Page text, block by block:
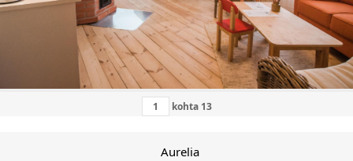
kohta 13
Aurelia